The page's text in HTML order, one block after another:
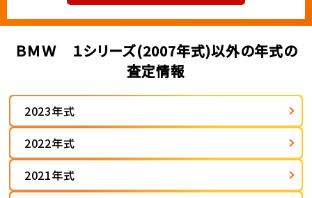
ＢＭＷ １シリーズ(2007年式)以外の年式の
査定情報
2023年式
2022年式
2021年式